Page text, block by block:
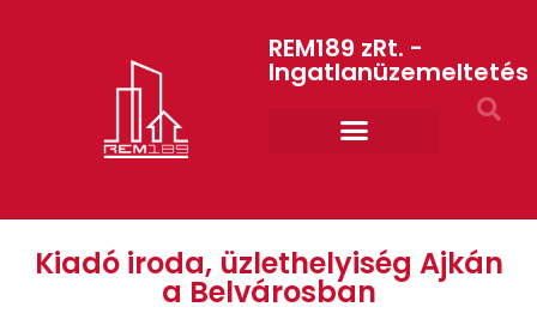
REM189 zRt. -
Ingatlanüzemeltetés
Kiadó iroda, üzlethelyiség Ajkán
a Belvárosban